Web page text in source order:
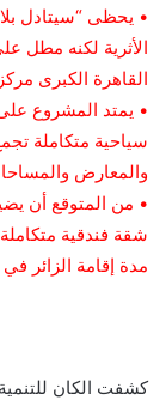
• يحظى “سيتادل
الأثرية لكنه مطل
القاهرة الكبرى
سياحية متكاملة
والمعارض
شقة فندقية
مدة إقامة الزائر في
كشفت الكان للتنمية